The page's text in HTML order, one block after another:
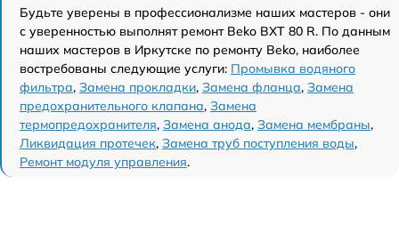
Будьте уверены в профессионализме наших мастеров - они
с уверенностью выполнят ремонт Beko BXT 80 R. По данным
наших мастеров в Иркутске по ремонту Beko, наиболее
востребованы следующие услуги: Промывка водяного
фильтра, Замена прокладки, Замена фланца, Замена
предохранительного клапана, Замена
термопредохранителя, Замена анода, Замена мембраны,
Ликвидация протечек, Замена труб поступления воды,
Ремонт модуля управления.